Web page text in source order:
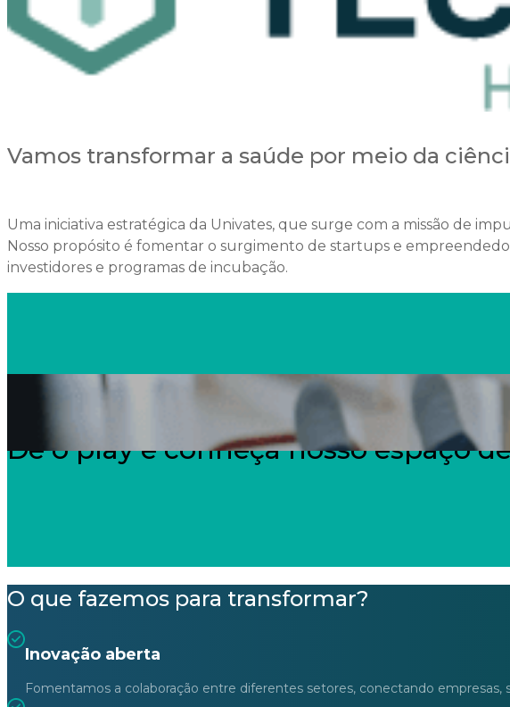
Parcerias
Contato
Vamos transformar a saúde por meio da
Uma iniciativa estratégica da Univates, que surge com a missão de
Nosso propósito é fomentar o surgimento de startups e
investidores e programas de incubação.
Dê o play e conheça nosso espaço
O que fazemos para transformar?
Inovação aberta
Fomentamos a colaboração entre diferentes setores, conectando empresas,